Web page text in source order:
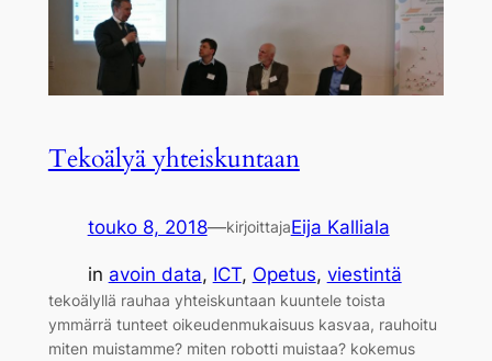
Tekoälyä yhteiskuntaan
touko 8, 2018—kirjoittajaEija Kalliala
in avoin data, ICT, Opetus, viestintä
tekoälyllä rauhaa yhteiskuntaan kuuntele toista
ymmärrä tunteet oikeudenmukaisuus kasvaa, rauhoitu
miten muistamme? miten robotti muistaa? kokemus